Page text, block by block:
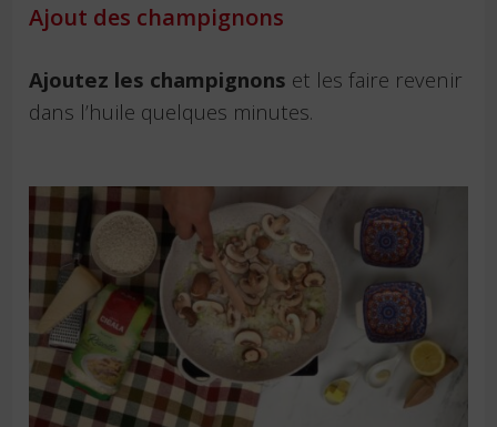
Ajout des champignons
Ajoutez les champignons et les faire revenir
dans l’huile quelques minutes.